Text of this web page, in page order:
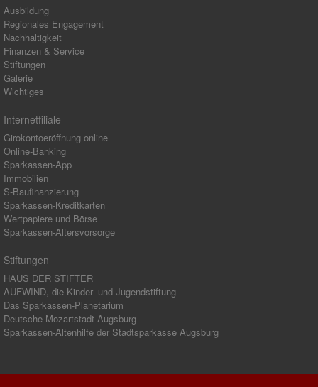
Ausbildung
Regionales Engagement
Nachhaltigkeit
Finanzen & Service
Stiftungen
Galerie
Wichtiges
Internetfiliale
Girokontoeröffnung online
Online-Banking
Sparkassen-App
Immobilien
S-Baufinanzierung
Sparkassen-Kreditkarten
Wertpapiere und Börse
Sparkassen-Altersvorsorge
Stiftungen
HAUS DER STIFTER
AUFWIND, die Kinder- und Jugendstiftung
Das Sparkassen-Planetarium
Deutsche Mozartstadt Augsburg
Sparkassen-Altenhilfe der Stadtsparkasse Augsburg